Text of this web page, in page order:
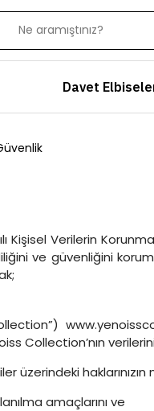
Davet
Kişisel Verilerin
ve güvenliğini
Collection’nın
üzerindeki
amaçlarını ve